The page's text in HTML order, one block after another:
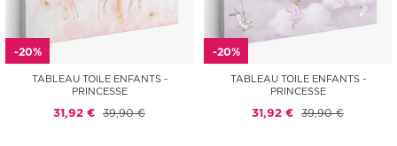
-20%
TABLEAU TOILE ENFANTS -
PRINCESSE
31,92 € 39,90 €
-20%
TABLEAU TOILE ENFANTS -
PRINCESSE
31,92 € 39,90 €